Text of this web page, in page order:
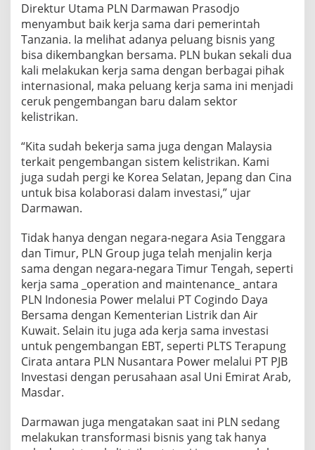
Direktur Utama PLN Darmawan Prasodjo
menyambut baik kerja sama dari pemerintah
Tanzania. Ia melihat adanya peluang bisnis yang
bisa dikembangkan bersama. PLN bukan sekali dua
kali melakukan kerja sama dengan berbagai pihak
internasional, maka peluang kerja sama ini menjadi
ceruk pengembangan baru dalam sektor
kelistrikan.
“Kita sudah bekerja sama juga dengan Malaysia
terkait pengembangan sistem kelistrikan. Kami
juga sudah pergi ke Korea Selatan, Jepang dan Cina
untuk bisa kolaborasi dalam investasi,” ujar
Darmawan.
Tidak hanya dengan negara-negara Asia Tenggara
dan Timur, PLN Group juga telah menjalin kerja
sama dengan negara-negara Timur Tengah, seperti
kerja sama _operation and maintenance_ antara
PLN Indonesia Power melalui PT Cogindo Daya
Bersama dengan Kementerian Listrik dan Air
Kuwait. Selain itu juga ada kerja sama investasi
untuk pengembangan EBT, seperti PLTS Terapung
Cirata antara PLN Nusantara Power melalui PT PJB
Investasi dengan perusahaan asal Uni Emirat Arab,
Masdar.
Darmawan juga mengatakan saat ini PLN sedang
melakukan transformasi bisnis yang tak hanya